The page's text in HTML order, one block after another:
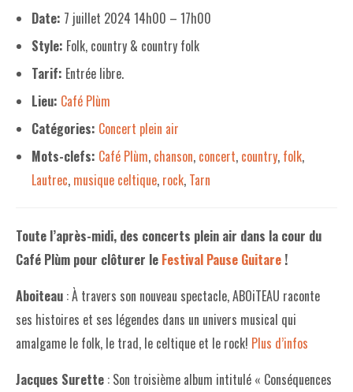
LA CARTE
LA LIBRAIRIE
UNE LIBRAIRIE INDÉPENDANTE
COMMANDER UN LIVRE
LES EXPOSITIONS
Date: 7 juillet 2024 14h00 – 17h00
Style: Folk, country & country folk
Tarif: Entrée libre.
Lieu: Café Plùm
Catégories: Concert plein air
Mots-clefs: Café Plùm, chanson, concert, country, folk,
Lautrec, musique celtique, rock, Tarn
Toute l’après-midi, des concerts plein air dans la cour du
Café Plùm pour clôturer le Festival Pause Guitare !
Aboiteau : À travers son nouveau spectacle, ABOiTEAU raconte
ses histoires et ses légendes dans un univers musical qui
amalgame le folk, le trad, le celtique et le rock! Plus d’infos
Jacques Surette : Son troisième album intitulé « Conséquences